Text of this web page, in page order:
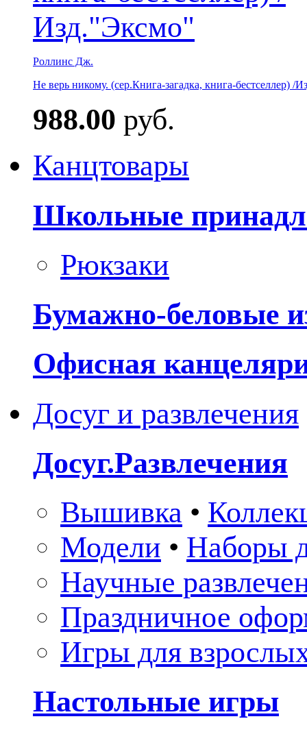
Роллинс Дж.
Не верь никому. (сер.Книга-загадка, книга-бестселлер) /
988.00 руб.
Канцтовары
Школьные
Рюкзаки
Бумажно-беловые
Офисная
Досуг и развлечения
Досуг.Развлечения
Вышивка •
Модели • Наборы
Научные
Праздничное
Игры для
Настольные игры